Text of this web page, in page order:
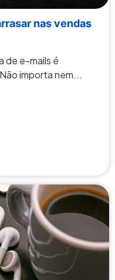
nas vendas
de e-mails é
importa nem...